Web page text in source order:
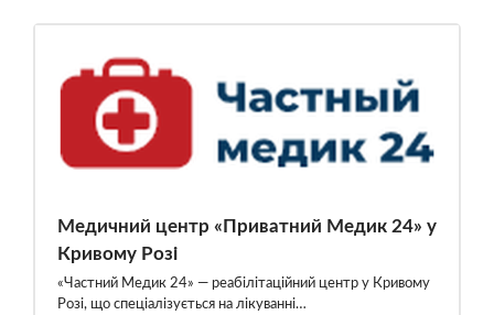
Медичний центр «Приватний Медик 24» у
Кривому Розі
«Частний Медик 24» — реабілітаційний центр у Кривому
Розі, що спеціалізується на лікуванні…